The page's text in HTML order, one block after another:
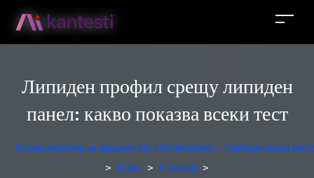
Липиден профил срещу липиден
панел: какво показва всеки тест
AI анализатор за кръвен тест Безплатно – Лабораторна
> Блог > Статии >